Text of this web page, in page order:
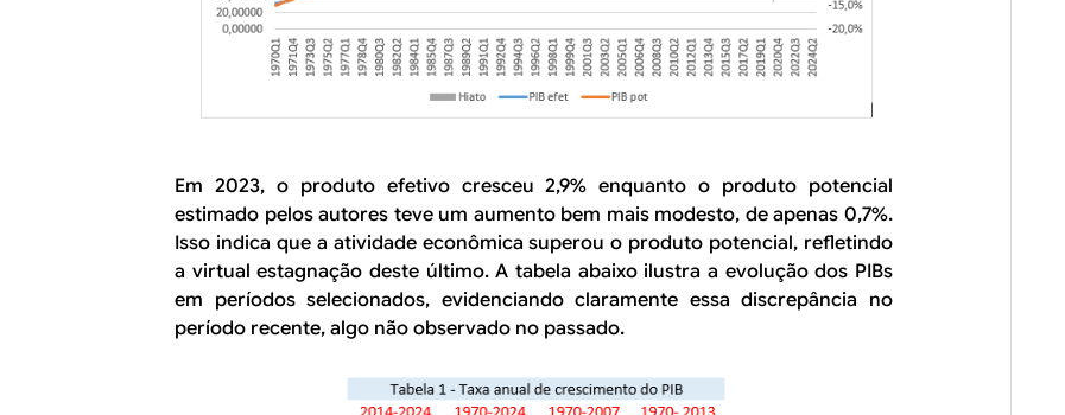
Em 2023, o produto efetivo cresceu 2,9% enquanto o produto potencial
estimado pelos autores teve um aumento bem mais modesto, de apenas 0,7%.
Isso indica que a atividade econômica superou o produto potencial, refletindo
a virtual estagnação deste último. A tabela abaixo ilustra a evolução dos PIBs
em períodos selecionados, evidenciando claramente essa discrepância no
período recente, algo não observado no passado.